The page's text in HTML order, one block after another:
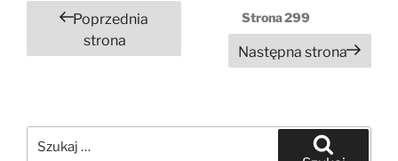
Stronicowanie
wpisów
Poprzednia
strona
Strona299
Następna strona